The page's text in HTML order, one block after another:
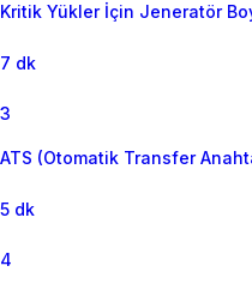
Kritik Yükler İçin Jeneratör
7 dk
3
ATS (Otomatik Transfer
5 dk
4